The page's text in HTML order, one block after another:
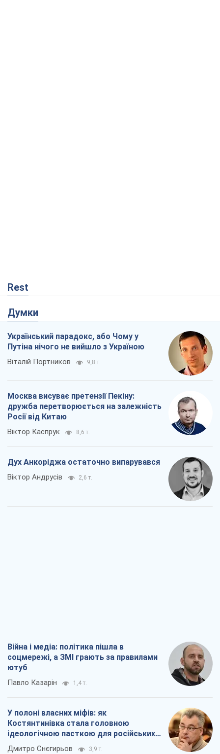
Rest
Думки
Український парадокс, або Чому у
Путіна нічого не вийшло з Україною
Віталій Портников 9,8 т.
Москва висуває претензії Пекіну:
дружба перетворюється на залежність
Росії від Китаю
Віктор Каспрук 8,6 т.
Дух Анкоріджа остаточно випарувався
Віктор Андрусів 2,6 т.
Війна і медіа: політика пішла в
соцмережі, а ЗМІ грають за правилами
ютуб
Павло Казарін 1,4 т.
У полоні власних міфів: як
Костянтинівка стала головною
ідеологічною пасткою для російських
окупантів
Дмитро Снєгирьов 3,9 т.